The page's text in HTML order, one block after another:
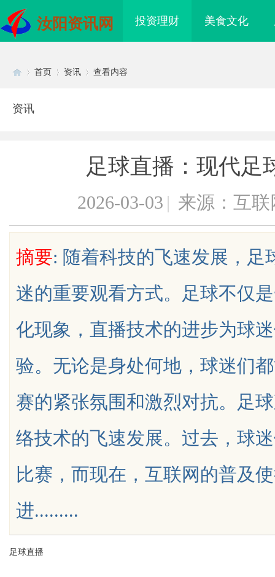
汝阳资讯网 投资理财 美食文化
uz
首页 资讯 查看内容
资讯
足球直播：现代足
2026-03-03 | 来源：互联
摘要: 随着科技的飞速发展，足
迷的重要观看方式。足球不仅
化现象，直播技术的进步为球
验。无论是身处何地，球迷们
赛的紧张氛围和激烈对抗。足
络技术的飞速发展。过去，球
比赛，而现在，互联网的普及
进.........
足球直播